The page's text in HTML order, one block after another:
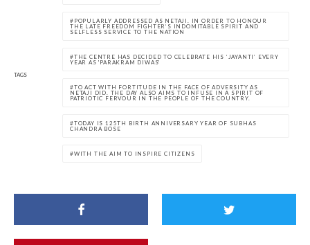
TAGS
POPULARLY ADDRESSED AS NETAJI. IN ORDER TO HONOUR
THE LATE FREEDOM FIGHTER’S INDOMITABLE SPIRIT AND
SELFLESS SERVICE TO THE NATION
THE CENTRE HAS DECIDED TO CELEBRATE HIS ‘JAYANTI’ EVERY
YEAR AS 'PARAKRAM DIWAS'
TO ACT WITH FORTITUDE IN THE FACE OF ADVERSITY AS
NETAJI DID. THE DAY ALSO AIMS TO INFUSE IN A SPIRIT OF
PATRIOTIC FERVOUR IN THE PEOPLE OF THE COUNTRY.
TODAY IS 125TH BIRTH ANNIVERSARY YEAR OF SUBHAS
CHANDRA BOSE
WITH THE AIM TO INSPIRE CITIZENS